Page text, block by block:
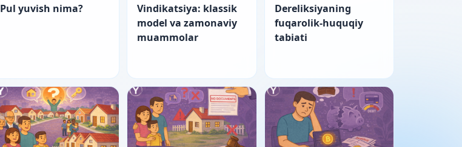
Pul yuvish nima?
Vindikatsiya: klassik
model va zamonaviy
muammolar
Dereliksiyaning
fuqarolik-huquqiy
tabiati